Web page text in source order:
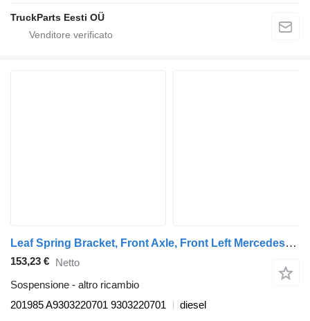
TruckParts Eesti OÜ
Leaf Spring Bracket, Front Axle, Front Left Mercedes-Benz Actros MP2/MP3 1844 (01.02-) 201985 per trattore stradale Mercedes-Benz Actros, Axor MP1, MP2, MP3 (1996-2014)
153,23 € Netto
Sospensione - altro ricambio
201985 A9303220701 9303220701
diesel